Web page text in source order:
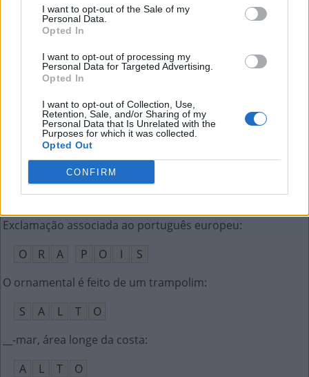
I want to opt-out of the Sale of my
Personal Data.
Opted In
I want to opt-out of processing my
Personal Data for Targeted Advertising.
Opted In
I want to opt-out of Collection, Use,
Retention, Sale, and/or Sharing of my
Personal Data that Is Unrelated with the
Purposes for which it was collected.
Opted Out
CONFIRM
C
Banda de rock dos irmãos Malcolm e Angus Young
C D
C
Faixa de terra paralela a um lago ou rio
R L
A
Henri de Toulouse-__, pintor francês do séc. XIX
L
A U T R E
C
Exclamação associada ao português europeu:
O
R A P O I
S
O ornamental é feito de um trampolim:
S
A L T
O
__-mar, área longe da costa:
A
L T
O